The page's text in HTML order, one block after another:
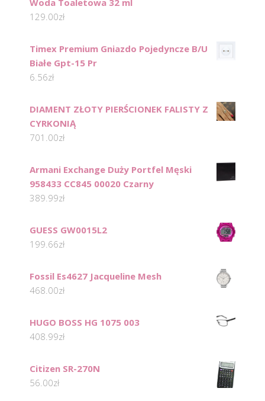
Woda Toaletowa 32 ml
129.00zł
Timex Premium Gniazdo Pojedyncze B/U
Białe Gpt-15 Pr
6.56zł
DIAMENT ZŁOTY PIERŚCIONEK FALISTY Z
CYRKONIĄ
701.00zł
Armani Exchange Duży Portfel Męski
958433 CC845 00020 Czarny
389.99zł
GUESS GW0015L2
199.66zł
Fossil Es4627 Jacqueline Mesh
468.00zł
HUGO BOSS HG 1075 003
408.99zł
Citizen SR-270N
56.00zł